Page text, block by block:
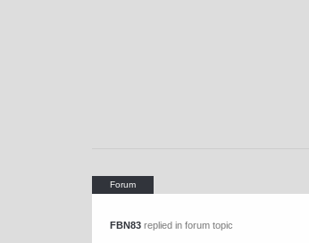
FBN83 replied in forum topic